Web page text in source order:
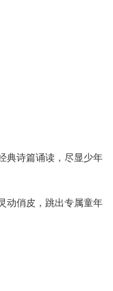
典诗篇诵读，尽显少年
动俏皮，跳出专属童年